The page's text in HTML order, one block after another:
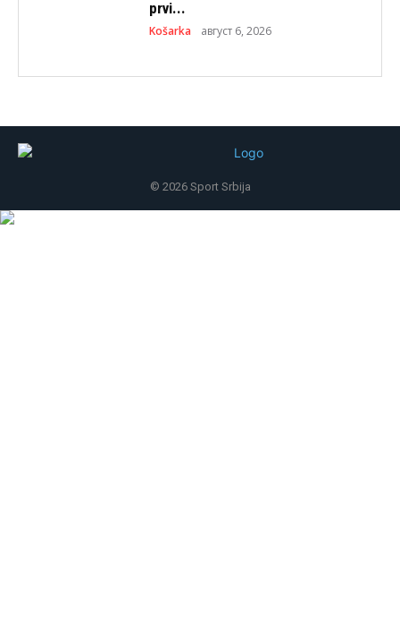
prvi...
Košarka август 6, 2026
© 2026 Sport Srbija